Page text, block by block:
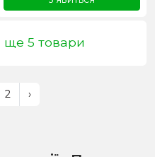
ще 5 товари
2 ›